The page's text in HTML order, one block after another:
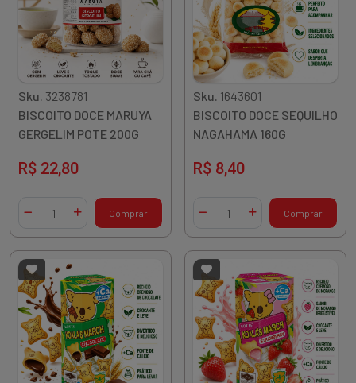
Sku. 3238781
BISCOITO DOCE MARUYA
GERGELIM POTE 200G
R$ 22,80
Diminuir QuantidadeAdicionar Quantidade
Comprar
Sku. 1643601
BISCOITO DOCE SEQUILHO
NAGAHAMA 160G
R$ 8,40
Diminuir QuantidadeAdicionar Quantidade
Comprar